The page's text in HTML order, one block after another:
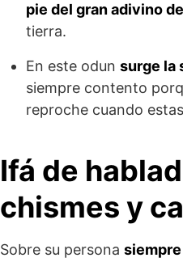
pie del gran adivino
tierra.
En este odun surge la
siempre contento
reproche cuando
Ifá de
chismes y
Sobre su persona